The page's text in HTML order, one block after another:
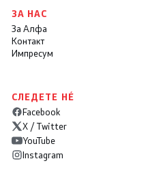
ЗА НАС
За Алфа
Контакт
Импресум
СЛЕДЕТЕ НÉ
Facebook
X / Twitter
YouTube
Instagram